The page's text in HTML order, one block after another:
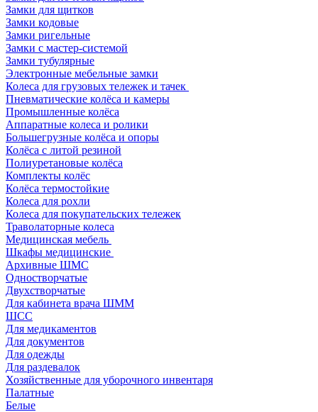
Замки для щитков
Замки кодовые
Замки ригельные
Замки с мастер-системой
Замки тубулярные
Электронные мебельные замки
Колеса для грузовых тележек и тачек
Пневматические колёса и камеры
Промышленные колёса
Аппаратные колеса и ролики
Большегрузные колёса и опоры
Колёса с литой резиной
Полиуретановые колёса
Комплекты колёс
Колёса термостойкие
Колеса для рохли
Колеса для покупательских тележек
Траволаторные колеса
Медицинская мебель
Шкафы медицинские
Архивные ШМС
Одностворчатые
Двухстворчатые
Для кабинета врача ШММ
ШСС
Для медикаментов
Для документов
Для одежды
Для раздевалок
Хозяйственные для уборочного инвентаря
Палатные
Белые